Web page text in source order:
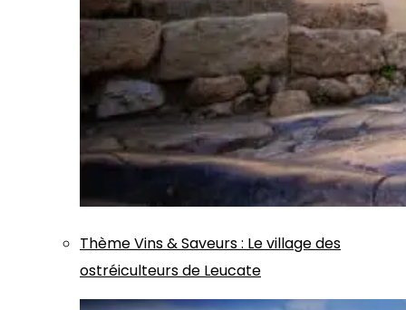
ThèmeVins & Saveurs: Le village des
ostréiculteurs de Leucate